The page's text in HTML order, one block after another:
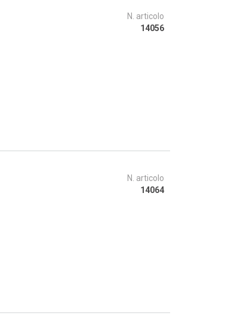
N. articolo
14056
N. articolo
14064